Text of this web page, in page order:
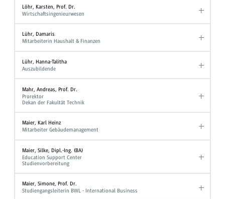
Löhr, Karsten, Prof. Dr.
Wirtschaftsingenieurwesen
Lühr, Damaris
Mitarbeiterin Haushalt & Finanzen
Lühr, Hanna-Talitha
Auszubildende
Mahr, Andreas, Prof. Dr.
Prorektor
Dekan der Fakultät Technik
Maier, Karl Heinz
Mitarbeiter Gebäudemanagement
Maier, Silke, Dipl.-Ing. (BA)
Education Support Center
Studienvorbereitung
Maier, Simone, Prof. Dr.
Studiengangsleiterin BWL - International Business